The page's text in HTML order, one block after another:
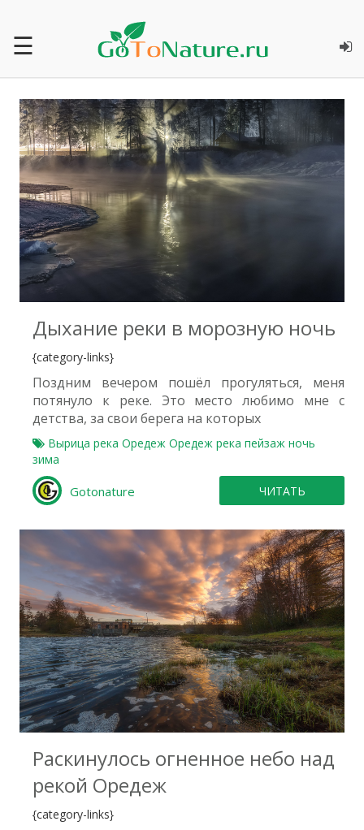
☰
Дыхание реки в морозную ночь
{category-links}
Поздним вечером пошёл прогуляться, меня
потянуло к реке. Это место любимо мне с
детства, за свои берега на которых
Вырица река Оредеж Оредеж река пейзаж ночь
зима
Gotonature ЧИТАТЬ
1
Раскинулось огненное небо над
рекой Оредеж
{category-links}